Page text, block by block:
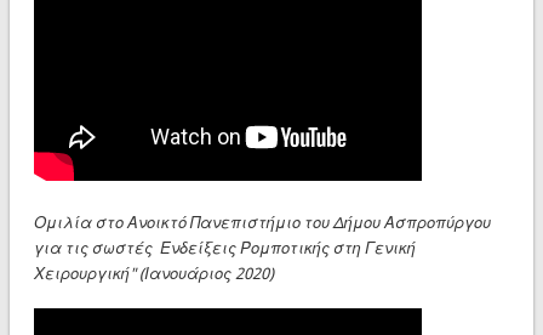
Ομιλία στο Ανοικτό Πανεπιστήμιο του Δήμου Ασπροπύργου
για τις σωστές Ενδείξεις Ρομποτικής στη Γενική
Χειρουργική" (Ιανουάριος 2020)